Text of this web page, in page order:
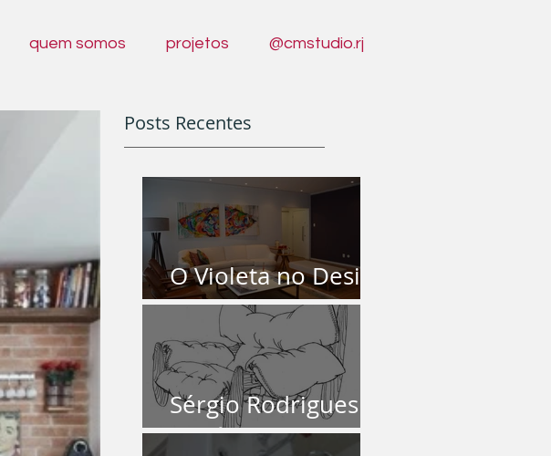
quem somos projetos @cmstudio.rj
Posts Recentes
O Violeta no Design
de Interiores
Sérgio Rodrigues |
Um ícone brasileiro